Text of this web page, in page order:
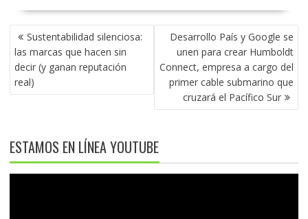
NAVEGACIÓN
DE
ENTRADAS
Sustentabilidad silenciosa:
las marcas que hacen sin
decir (y ganan reputación
real)
Desarrollo País y Google se
unen para crear Humboldt
Connect, empresa a cargo del
primer cable submarino que
cruzará el Pacífico Sur
ESTAMOS EN LÍNEA YOUTUBE